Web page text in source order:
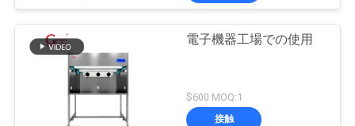
電子機器工場での使用
$600 MOQ:1
接触